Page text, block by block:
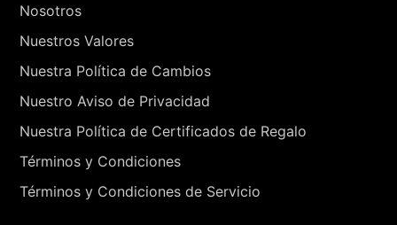
Nosotros
Nuestros Valores
Nuestra Política de Cambios
Nuestro Aviso de Privacidad
Nuestra Política de Certificados de Regalo
Términos y Condiciones
Términos y Condiciones de Servicio